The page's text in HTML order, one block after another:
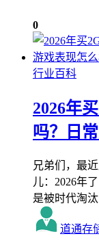
0
行业百科
2026年
吗？日
兄弟们，最
儿：2026年
是被时代淘
道通存